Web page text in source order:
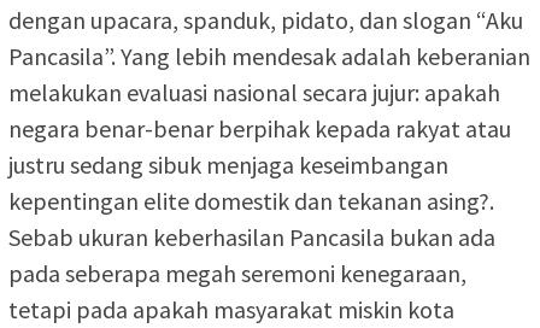
dengan upacara, spanduk, pidato, dan slogan “Aku
Pancasila”. Yang lebih mendesak adalah keberanian
melakukan evaluasi nasional secara jujur: apakah
negara benar-benar berpihak kepada rakyat atau
justru sedang sibuk menjaga keseimbangan
kepentingan elite domestik dan tekanan asing?.
Sebab ukuran keberhasilan Pancasila bukan ada
pada seberapa megah seremoni kenegaraan,
tetapi pada apakah masyarakat miskin kota